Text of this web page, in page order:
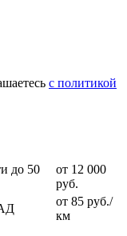
с политикой
до 50
от 12 000
руб.
от 85 руб./
км